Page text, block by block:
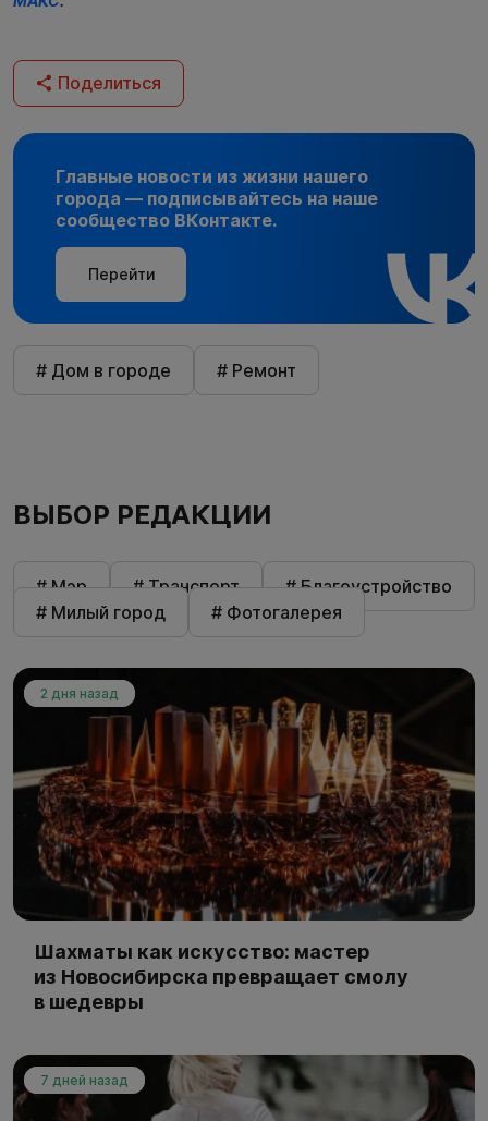
Поделиться
Главные новости из жизни нашего
города — подписывайтесь на наше
сообщество ВКонтакте.
Перейти
# Дом в городе # Ремонт
ВЫБОР РЕДАКЦИИ
# Мэр # Транспорт
# Благоустройство
# Милый город
# Фотогалерея
2 дня назад
Шахматы как искусство: мастер
из Новосибирска превращает смолу
в шедевры
7 дней назад